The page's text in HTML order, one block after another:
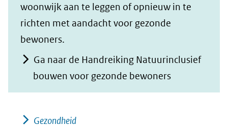
woonwijk aan te leggen of opnieuw in te
richten met aandacht voor gezonde
bewoners.
Ga naar de Handreiking Natuurinclusief
bouwen voor gezonde bewoners
Gezondheid